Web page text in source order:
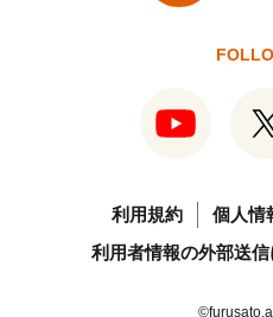
利用規約
個人情
利用者情報の外部送